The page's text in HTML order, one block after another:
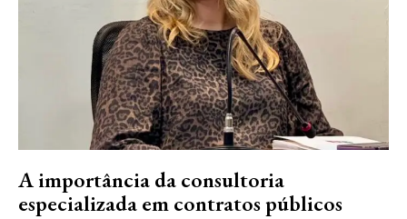
A importância da consultoria
especializada em contratos públicos